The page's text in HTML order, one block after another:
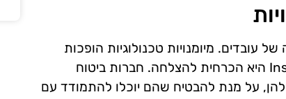
מיומנויות טכנולוגיות הופכות
להיות חיוניות, והדרכה מקצועית בתחום ה-InsurTech היא הכרחית להצלחה. חברות ביטוח
על מנת להבטיח שהם יוכלו להתמודד עם